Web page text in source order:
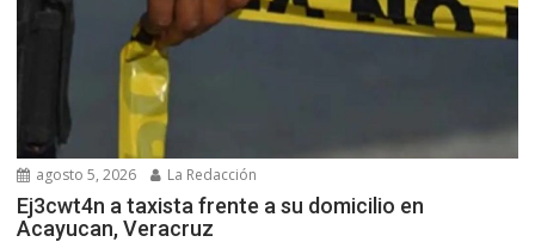
agosto 5, 2026 La Redacción
Ej3cwt4n a taxista frente a su domicilio en
Acayucan, Veracruz